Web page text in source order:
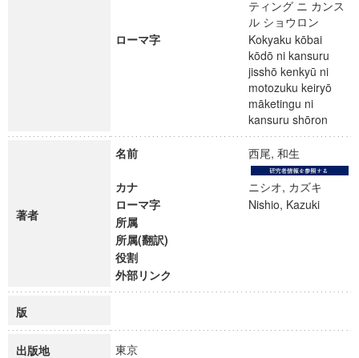
ティング ニ カンス
ル ショウロン
ローマ字
Kokyaku kōbai
kōdō ni kansuru
jisshō kenkyū ni
motozuku keiryō
māketingu ni
kansuru shōron
著者
名前 西尾, 和生
カナ
ニシオ, カズキ
ローマ字
Nishio, Kazuki
所属
所属(翻訳)
役割
外部リンク
版
出版地 東京